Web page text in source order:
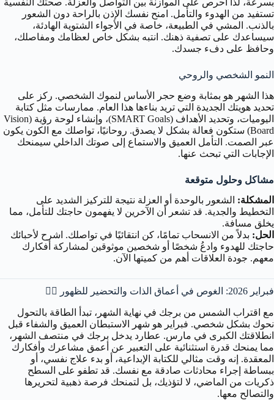
تستفيد من الهدوء والتأمل. امنح نفسك الإذن بالراحة دون الشعور
بالذنب. المشي في الطبيعة، خاصة في الأجواء الشتوية الهادئة،
سيساعدك على تصفية ذهنك. انتبه بشكل خاص لعظامك ومفاصلك،
وحافظ على دفء جسدك.
النمو الشخصي والروحي
هذا الشهر هو بمثابة وضع حجر الأساس لنموك الشخصي. ركز على
تحديد هويتك الجديدة التي تريد بناءها هذا العام. ممارسات مثل كتابة
اليوميات، وتحديد الأهداف (SMART Goals)، وإنشاء لوحة رؤية (Vision
Board) ستكون فعالة بشكل لا يصدق. روحانيًا، تواصلك مع الكون يكون
عبر الصمت. التأمل العميق والاستماع إلى صوتك الداخلي سيمنحك
الإجابات التي تبحث عنها.
مشاكل وحلول متوقعة
المشكلة: الشعور بالوحدة أو العزلة نتيجة للتركيز الشديد على
التخطيط والجدية. قد تشعر أن الآخرين لا يفهمون حاجتك للتأمل، مما
يخلق مسافة.
الحل: بدلاً من الانسحاب تمامًا، كن انتقائيًا في تواصلك. اشرح لأحبائك
حاجتك للهدوء وادعُ شخصًا أو شخصين موثوقين لمشاركة أفكارك
معهم. جودة العلاقات أهم من كميتها الآن.
فبراير 2026: الغوص في أعماق الذات والتحضير للظهور 🧘‍♀️
مع اقتراب الشمس من برجك في نهاية الشهر، تبدأ الطاقة بالتحول
نحوك بشكل شخصي. فبراير هو شهر الاستبطان العميق والشفاء قبل
انطلاقتك الكبرى في مارس. عطارد يدخل برجك في منتصف الشهر،
مما يمنحك قدرة استثنائية على التعبير عن أعمق مشاعرك وأفكارك
المعقدة. إنه وقت مثالي للكتابة الإبداعية، أو بدء علاج نفسي، أو
ببساطة إجراء محادثات صادقة مع نفسك. قد تطفو على السطح
ذكريات من الماضي، لا لتؤذيك، بل لتمنحك فرصة ذهبية لتحريرها
والتصالح معها.